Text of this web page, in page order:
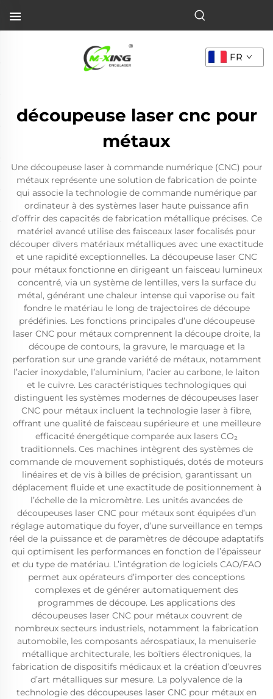
FR
découpeuse laser cnc pour
métaux
Une découpeuse laser à commande numérique (CNC) pour
métaux représente une solution de fabrication de pointe
qui associe la technologie de commande numérique par
ordinateur à des systèmes laser haute puissance afin
d’offrir des capacités de fabrication métallique précises. Ce
matériel avancé utilise des faisceaux laser focalisés pour
découper divers matériaux métalliques avec une exactitude
et une rapidité exceptionnelles. La découpeuse laser CNC
pour métaux fonctionne en dirigeant un faisceau lumineux
concentré, via un système de lentilles, vers la surface du
métal, générant une chaleur intense qui vaporise ou fait
fondre le matériau le long de trajectoires de découpe
prédéfinies. Les fonctions principales d’une découpeuse
laser CNC pour métaux comprennent la découpe droite, la
découpe de contours, la gravure, le marquage et la
perforation sur une grande variété de métaux, notamment
l’acier inoxydable, l’aluminium, l’acier au carbone, le laiton
et le cuivre. Les caractéristiques technologiques qui
distinguent les systèmes modernes de découpeuses laser
CNC pour métaux incluent la technologie laser à fibre,
offrant une qualité de faisceau supérieure et une meilleure
efficacité énergétique comparée aux lasers CO₂
traditionnels. Ces machines intègrent des systèmes de
commande de mouvement sophistiqués, dotés de moteurs
linéaires et de vis à billes de précision, garantissant un
déplacement fluide et une exactitude de positionnement à
l’échelle de la micromètre. Les unités avancées de
découpeuses laser CNC pour métaux sont équipées d’un
réglage automatique du foyer, d’une surveillance en temps
réel de la puissance et de paramètres de découpe adaptatifs
qui optimisent les performances en fonction de l’épaisseur
et du type de matériau. L’intégration de logiciels CAO/FAO
permet aux opérateurs d’importer des conceptions
complexes et de générer automatiquement des
programmes de découpe. Les applications des
découpeuses laser CNC pour métaux couvrent de
nombreux secteurs industriels, notamment la fabrication
automobile, les composants aérospatiaux, la menuiserie
métallique architecturale, les boîtiers électroniques, la
fabrication de dispositifs médicaux et la création d’œuvres
d’art métalliques sur mesure. La polyvalence de la
technologie des découpeuses laser CNC pour métaux en